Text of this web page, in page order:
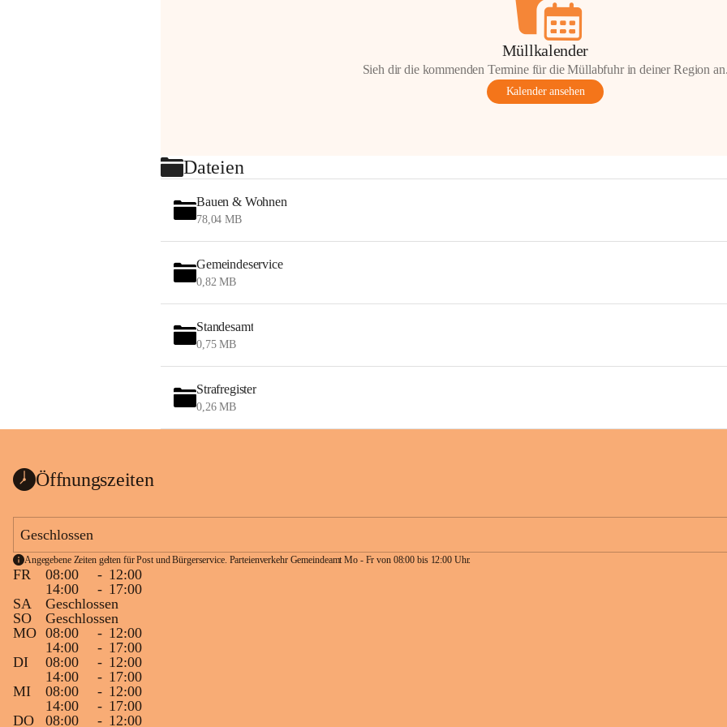
Müllkalender
Sieh dir die kommenden Termine für die Müllabfuhr in deiner Region
Kalender ansehen
Dateien
Bauen & Wohnen
78,04 MB
Gemeindeservice
0,82 MB
Standesamt
0,75 MB
Strafregister
0,26 MB
Öffnungszeiten
Geschlossen
Angegebene Zeiten gelten für Post und Bürgerservice. Parteienverkehr Gemeindeamt Mo - Fr von 08:00 bis 12:00 Uhr.
FR 08:00 - 12:00
14:00
- 17:00
SA
Geschlossen
SO
Geschlossen
MO 08:00 - 12:00
14:00
- 17:00
DI
08:00 - 12:00
14:00
- 17:00
MI
08:00 - 12:00
14:00
- 17:00
DO
08:00 - 12:00